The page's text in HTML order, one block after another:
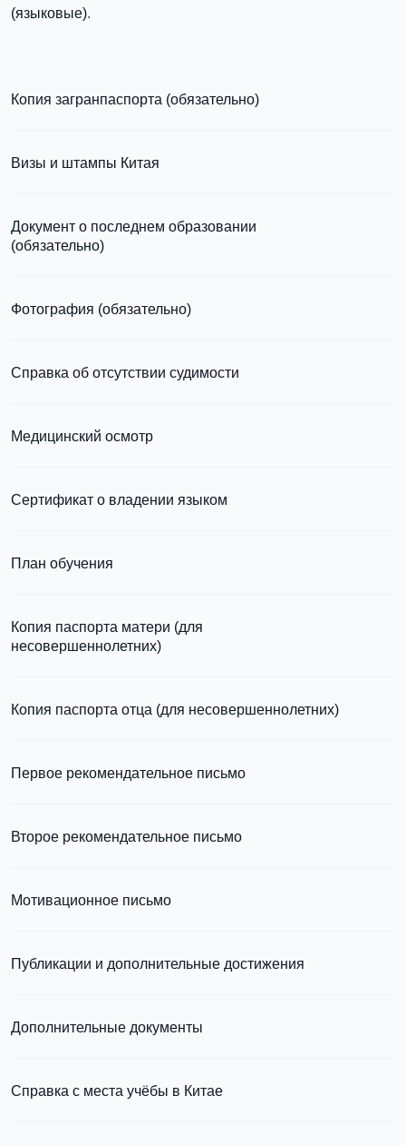
(языковые).
Копия загранпаспорта (обязательно)
паспорта
Визы и штампы Китая
Документ о последнем образовании
(обязательно)
статье.
Фотография (обязательно)
принимаются
Справка об отсутствии судимости
из России
Медицинский осмотр
Для примеров заполнения и пустых бланков
Сертификат о владении языком
План обучения
Копия паспорта матери (для
несовершеннолетних)
Копия паспорта отца (для несовершеннолетних)
Первое рекомендательное письмо
Второе рекомендательное письмо
Мотивационное письмо
Публикации и дополнительные достижения
Дополнительные документы
Справка с места учёбы в Китае